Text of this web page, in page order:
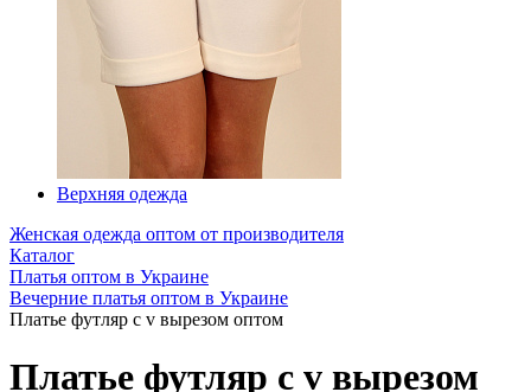
Верхняя одежда
Женская одежда оптом от производителя
Каталог
Платья оптом в Украине
Вечерние платья оптом в Украине
Платье футляр с v вырезом оптом
Платье футляр с v вырезом